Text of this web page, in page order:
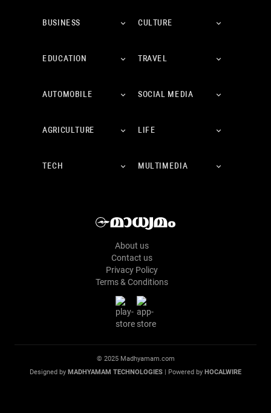
BUSINESS CULTURE
EDUCATION TRAVEL
AUTOMOBILE SOCIAL MEDIA
AGRICULTURE LIFE
TECH MULTIMEDIA
About us
Contact us
Privacy Policy
Terms & Conditions
© 2025 Madhyamam.com
Designed by MADHYAMAM TECHNOLOGIES | Powered by HOCALWIRE